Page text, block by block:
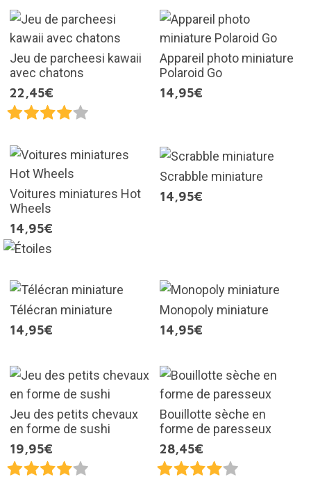
Jeu de parcheesi kawaii
avec chatons
22,45€
Appareil photo miniature
Polaroid Go
14,95€
Voitures miniatures Hot
Wheels
14,95€
Scrabble miniature
14,95€
Télécran miniature
14,95€
Monopoly miniature
14,95€
Jeu des petits chevaux
en forme de sushi
19,95€
Bouillotte sèche en
forme de paresseux
28,45€